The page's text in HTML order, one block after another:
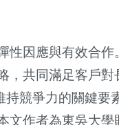
性因應與有效合作
，共同滿足客戶對
競爭力的關鍵要
文作者為東吳大學